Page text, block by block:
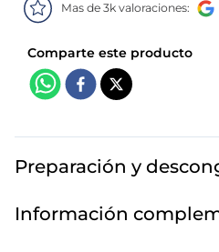
Mas de 3k valoraciones:
Preparación y
Información
10. pollo